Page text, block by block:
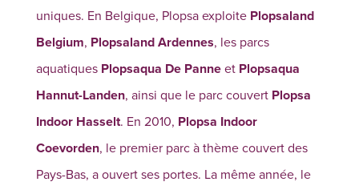
uniques. En Belgique, Plopsa exploite Plopsaland
Belgium, Plopsaland Ardennes, les parcs
aquatiques Plopsaqua De Panneet Plopsaqua
Hannut-Landen, ainsi que le parc couvert Plopsa
Indoor Hasselt. En 2010, Plopsa Indoor
Coevorden, le premier parc à thème couvert des
Pays-Bas, a ouvert ses portes. La même année, le